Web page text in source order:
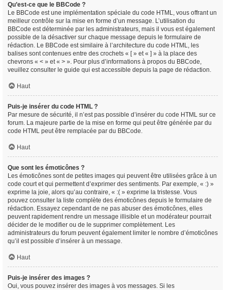
Qu’est-ce que le BBCode ?
Le BBCode est une implémentation spéciale du code HTML, vous offrant un
meilleur contrôle sur la mise en forme d’un message. L’utilisation du
BBCode est déterminée par les administrateurs, mais il vous est également
possible de la désactiver sur chaque message depuis le formulaire de
rédaction. Le BBCode est similaire à l’architecture du code HTML, les
balises sont contenues entre des crochets « [ » et « ] » à la place des
chevrons « < » et « > ». Pour plus d’informations à propos du BBCode,
veuillez consulter le guide qui est accessible depuis la page de rédaction.
Haut
Puis-je insérer du code HTML ?
Par mesure de sécurité, il n’est pas possible d’insérer du code HTML sur ce
forum. La majeure partie de la mise en forme qui peut être générée par du
code HTML peut être remplacée par du BBCode.
Haut
Que sont les émoticônes ?
Les émoticônes sont de petites images qui peuvent être utilisées grâce à un
code court et qui permettent d’exprimer des sentiments. Par exemple, « :) »
exprime la joie, alors qu’au contraire, « :( » exprime la tristesse. Vous
pouvez consulter la liste complète des émoticônes depuis le formulaire de
rédaction. Essayez cependant de ne pas abuser des émoticônes, elles
peuvent rapidement rendre un message illisible et un modérateur pourrait
décider de le modifier ou de le supprimer complètement. Les
administrateurs du forum peuvent également limiter le nombre d’émoticônes
qu’il est possible d’insérer à un message.
Haut
Puis-je insérer des images ?
Oui, vous pouvez insérer des images à vos messages. Si les